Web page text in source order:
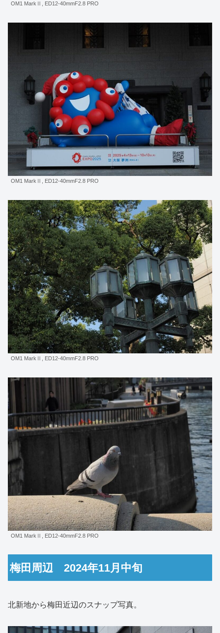
OM1 MarkⅡ, ED12-40mmF2.8 PRO
OM1 MarkⅡ, ED12-40mmF2.8 PRO
OM1 MarkⅡ, ED12-40mmF2.8 PRO
OM1 MarkⅡ, ED12-40mmF2.8 PRO
梅田周辺 2024年11月中旬
北新地から梅田近辺のスナップ写真。